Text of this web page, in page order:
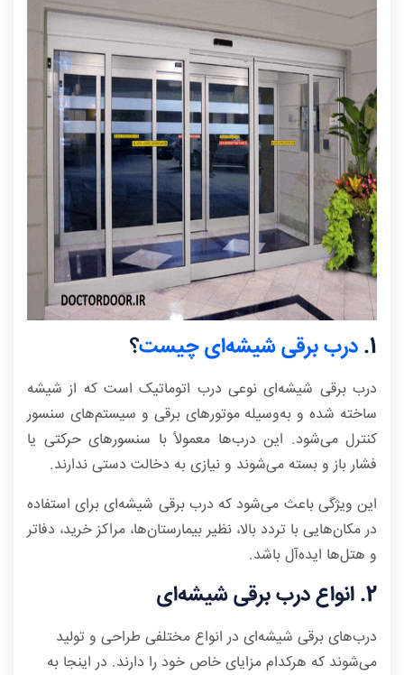
1
.درب برقی شیشه‌ای چیست؟
درب برقی شیشه‌ای نوعی درب اتوماتیک است که از شیشه
ساخته شده و به‌وسیله موتورهای برقی و سیستم‌های سنسور
کنترل می‌شود. این درب‌ها معمولاً با سنسورهای حرکتی یا
فشار باز و بسته می‌شوند و نیازی به دخالت دستی ندارند.
این ویژگی باعث می‌شود که درب برقی شیشه‌ای برای استفاده
در مکان‌هایی با تردد بالا، نظیر بیمارستان‌ها، مراکز خرید، دفاتر
و هتل‌ها ایده‌آل باشد.
2. انواع درب برقی شیشه‌ای
درب‌های برقی شیشه‌ای در انواع مختلفی طراحی و تولید
می‌شوند که هرکدام مزایای خاص خود را دارند. در اینجا به